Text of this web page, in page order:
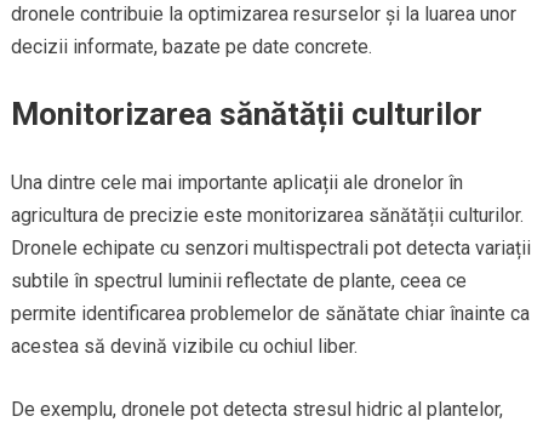
dronele contribuie la optimizarea resurselor și la luarea unor
decizii informate, bazate pe date concrete.
Monitorizarea sănătății culturilor
Una dintre cele mai importante aplicații ale dronelor în
agricultura de precizie este monitorizarea sănătății culturilor.
Dronele echipate cu senzori multispectrali pot detecta variații
subtile în spectrul luminii reflectate de plante, ceea ce
permite identificarea problemelor de sănătate chiar înainte ca
acestea să devină vizibile cu ochiul liber.
De exemplu, dronele pot detecta stresul hidric al plantelor,